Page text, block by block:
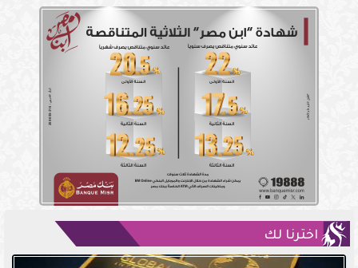
اخترنا لك